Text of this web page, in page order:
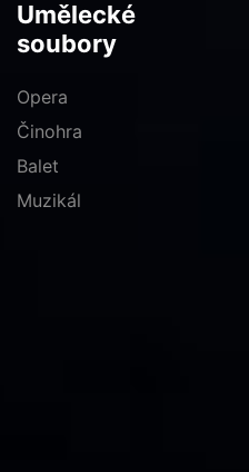
Umělecké
soubory
Opera
Činohra
Balet
Muzikál